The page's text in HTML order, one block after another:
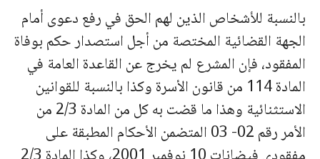
بالنسبة للأشخاص الذين لهم الحق في رفع دعوى أمام
الجهة القضائية المختصة من أجل استصدار حكم بوفاة
المفقود، فإن المشرع لم يخرج عن القاعدة العامة في
المادة 114 من قانون الأسرة وكذا بالنسبة للقوانين
الاستثنائية وهذا ما قضت به كل من المادة 2/3 من
الأمر رقم 02- 03 المتضمن الأحكام المطبقة على